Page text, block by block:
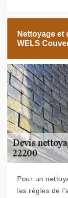
Nettoyage et
WELS
Pour un
les règles de